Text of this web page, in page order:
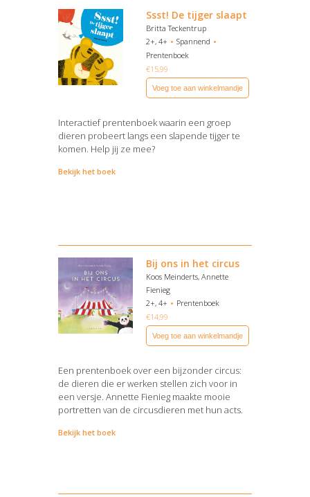
Ssst! De tijger slaapt
Britta Teckentrup
2+, 4+
Spannend
Prentenboek
€15,99
Voeg toe aan winkelmandje
Interactief prentenboek waarin een groep
dieren probeert langs een slapende tijger te
komen. Help jij ze mee?
Bekijk het boek
Bij ons in het circus
Koos Meinderts, Annette
Fienieg
2+, 4+
Prentenboek
€14,99
Voeg toe aan winkelmandje
Een prentenboek over een bijzonder circus:
de dieren die er werken stellen zich voor in
een versje. Annette Fienieg maakte mooie
portretten van de circusdieren met hun acts.
Bekijk het boek